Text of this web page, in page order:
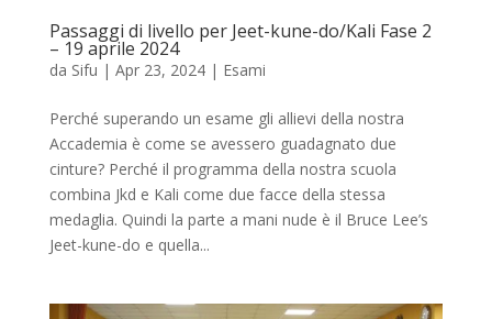
Passaggi di livello per Jeet-kune-do/Kali Fase 2
– 19 aprile 2024
da Sifu | Apr 23, 2024| Esami
Perché superando un esame gli allievi della nostra
Accademia è come se avessero guadagnato due
cinture? Perché il programma della nostra scuola
combina Jkd e Kali come due facce della stessa
medaglia. Quindi la parte a mani nude è il Bruce Lee’s
Jeet-kune-do e quella...